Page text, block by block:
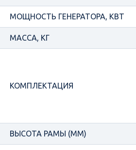
МОЩНОСТЬ ГЕНЕРАТОРА, КВТ
МАССА, КГ
КОМПЛЕКТАЦИЯ
ВЫСОТА РАМЫ (ММ)